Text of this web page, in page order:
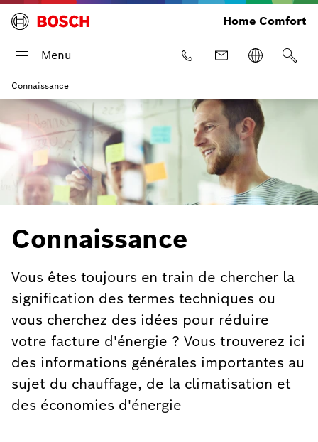
Home Comfort
Menu
Connaissance
Connaissance
Vous êtes toujours en train de chercher la
signification des termes techniques ou
vous cherchez des idées pour réduire
votre facture d'énergie ? Vous trouverez ici
des informations générales importantes au
sujet du chauffage, de la climatisation et
des économies d'énergie